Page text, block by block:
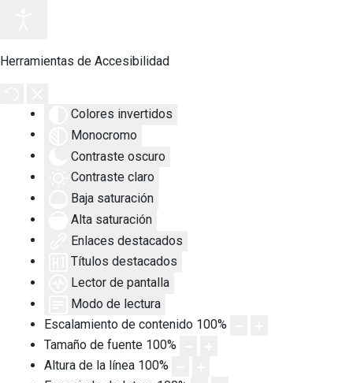
Herramientas de Accesibilidad
Colores invertidos
Monocromo
Contraste oscuro
Contraste claro
Baja saturación
Alta saturación
Enlaces destacados
Títulos destacados
Lector de pantalla
Modo de lectura
Escalamiento de contenido 100%
Tamaño de fuente 100%
Altura de la línea 100%